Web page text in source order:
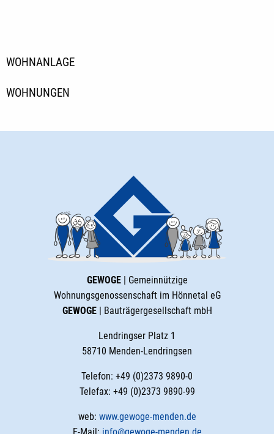
WOHNANLAGE
WOHNUNGEN
GEWOGE| Gemeinnützige
Wohnungsgenossenschaft im Hönnetal eG
GEWOGE| Bauträgergesellschaft mbH
Lendringser Platz 1
58710 Menden-Lendringsen
Telefon: +49 (0)2373 9890-0
Telefax: +49 (0)2373 9890-99
web: www.gewoge-menden.de